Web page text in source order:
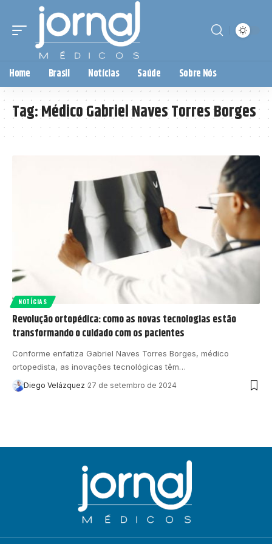
Home Brasil Notícias Saúde Sobre Nós
Tag:Médico Gabriel Naves Torres Borges
NOTÍCIAS
Revolução ortopédica: como as novas tecnologias estão
transformando o cuidado com os pacientes
Conforme enfatiza Gabriel Naves Torres Borges, médico
ortopedista, as inovações tecnológicas têm…
Diego Velázquez 27 de setembro de 2024